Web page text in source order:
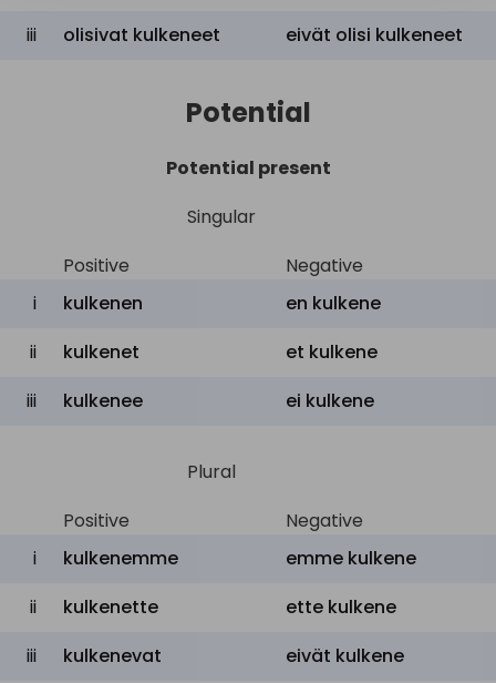
iii
olisivat kulkeneet eivät olisi kulkeneet
Potential
Potential present
Singular
Positive
Negative
i
kulkenen
en kulkene
ii
kulkenet
et kulkene
iii
kulkenee ei kulkene
Plural
Positive
Negative
i
kulkenemme
emme kulkene
ii
kulkenette
ette kulkene
iii
kulkenevat eivät kulkene